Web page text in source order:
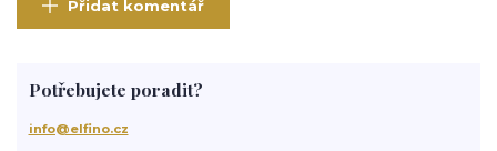
Přidat komentář
Potřebujete poradit?
info@elfino.cz